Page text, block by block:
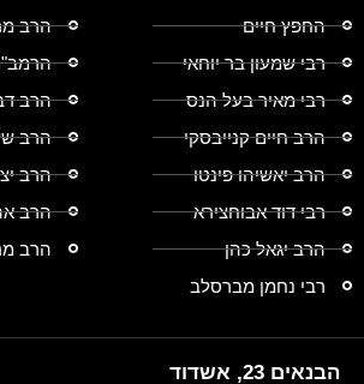
החפץ חיים
רבי שמעון בר יוחאי
רבי מאיר בעל הנס
הרב חיים קנייבסקי
הרב יאשיהו פינטו
רבי דוד אבוחצירא
הרב יגאל כהן
רבי נחמן מברסלב
הרב
הרב
הרב
הרב
הרב
הרב
הבנאים 23, אשדוד